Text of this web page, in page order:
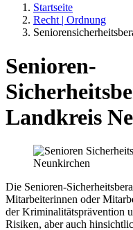
Startseite
Recht | Ordnung
Senioren-
Landkreis
Die Senioren-
Mitarbeiterinnen oder
der Kriminalitätsprävention
Risiken, aber auch